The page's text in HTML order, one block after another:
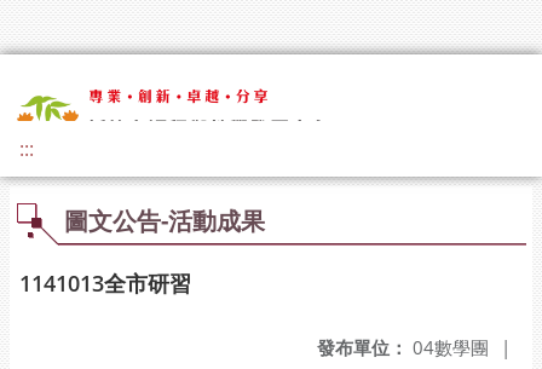
:::
圖文公告-活動成果
1141013全市研習
發布單位： 04數學團 |